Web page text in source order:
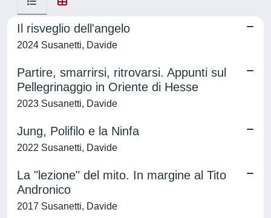
Il risveglio dell'angelo
2024 Susanetti, Davide
Partire, smarrirsi, ritrovarsi. Appunti sul
Pellegrinaggio in Oriente di Hesse
2023 Susanetti, Davide
Jung, Polifilo e la Ninfa
2022 Susanetti, Davide
La "lezione" del mito. In margine al Tito
Andronico
2017 Susanetti, Davide